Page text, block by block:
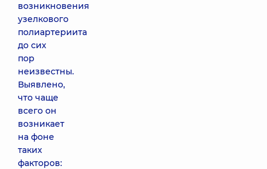
возникновения
узелкового
полиартериита
до сих
пор
неизвестны.
Выявлено,
что чаще
всего он
возникает
на фоне
таких
факторов: